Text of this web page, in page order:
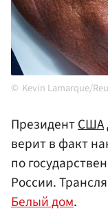
Kevin Lamarque/
ПрезидентСША
верит в факт
по
России.
Белый дом.